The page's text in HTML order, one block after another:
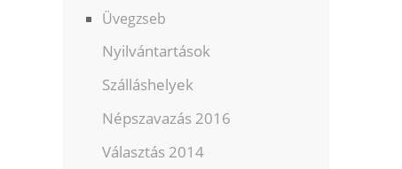
Üvegzseb
Nyilvántartások
Szálláshelyek
Népszavazás 2016
Választás 2014